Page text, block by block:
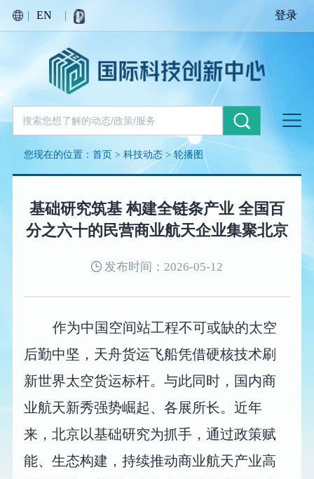
| EN | 登录
您现在的位置：首页 >科技动态>轮播图
基础研究筑基 构建全链条产业 全国百
分之六十的民营商业航天企业集聚北京
发布时间：2026-05-12
作为中国空间站工程不可或缺的太空
后勤中坚，天舟货运飞船凭借硬核技术刷
新世界太空货运标杆。与此同时，国内商
业航天新秀强势崛起、各展所长。近年
来，北京以基础研究为抓手，通过政策赋
能、生态构建，持续推动商业航天产业高